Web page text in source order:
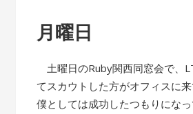
月曜日
土曜日のRuby関西同窓会で、
てスカウトした方がオフィスに来
僕としては成功したつもりになっ